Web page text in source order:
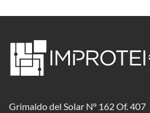
Grimaldo del Solar Nº 162 Of. 407